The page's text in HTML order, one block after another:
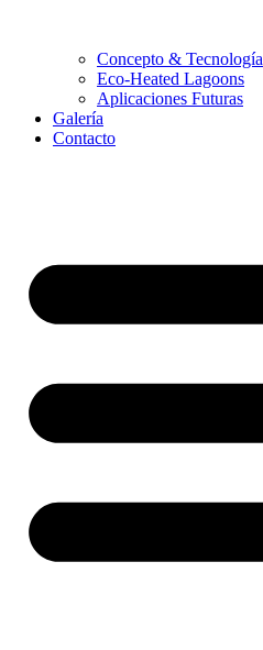
Concepto & Tecnología
Eco-Heated Lagoons
Aplicaciones Futuras
Galería
Contacto